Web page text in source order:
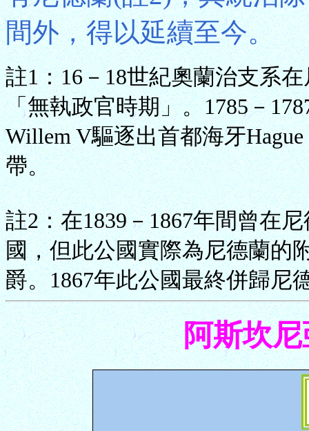
間外，得以延續至今。
註1：16－18世紀奧蘭治支系
「無執政官時期」。1785－
Willem V驅逐出首都海牙
帶。
註2：在1839－1867年間曾在
國，但此公國實際為尼德蘭的
爵。1867年此公國最終併歸尼
阿斯坎